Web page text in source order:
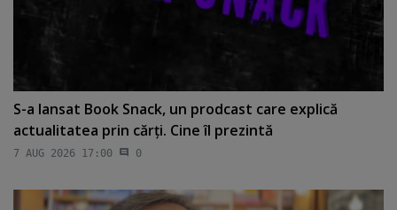
S-a lansat Book Snack, un prodcast care explică
actualitatea prin cărţi. Cine îl prezintă
7 AUG 2026 17:00 0